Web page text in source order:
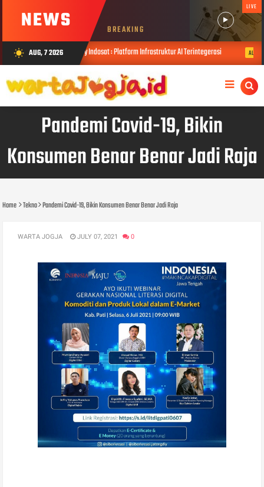
NEWS BREAKING
LIVE
wb_sunny AUG, 7 2026
Zankore by Indosat : Platform Infrastruktur AI Terintegerasi AUG 06, 2026
Pandemi Covid-19, Bikin
Konsumen Benar Benar Jadi Raja
Home Tekno Pandemi Covid-19, Bikin Konsumen Benar Benar Jadi Raja
WARTA JOGJA JULY 07, 2021 0